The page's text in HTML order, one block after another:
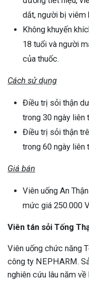
dắt, người bị viêm
Không khuyến
18 tuổi và người
của thuốc.
Cách sử dụng
Điều trị sỏi thận
trong 30 ngày liên
Điều trị sỏi thận
trong 60 ngày liên
Giá bán
Viên uống An
mức giá 250.000
Viên tán sỏi Tống
Viên uống chức năng
công ty NEPHARM.
nghiên cứu lâu năm